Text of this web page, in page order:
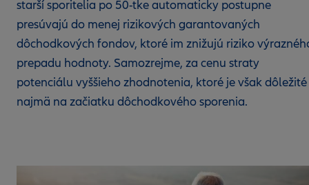
starší sporitelia po 50-tke automaticky postupne
presúvajú do menej rizikových garantovaných
dôchodkových fondov, ktoré im znižujú riziko
prepadu hodnoty. Samozrejme, za cenu straty
potenciálu vyššieho zhodnotenia, ktoré je však dôležité
najmä na začiatku dôchodkového sporenia.